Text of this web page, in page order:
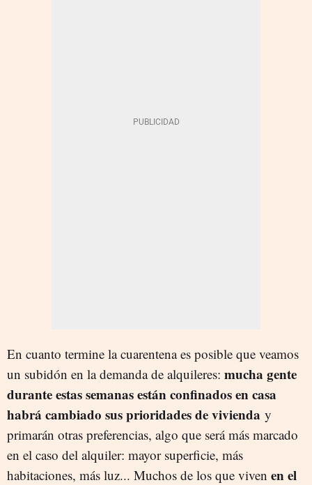
En cuanto termine la cuarentena es posible que veamos
un subidón en la demanda de alquileres: mucha gente
durante estas semanas están confinados en casa
habrá cambiado sus prioridades de vivienda y
primarán otras preferencias, algo que será más marcado
en el caso del alquiler: mayor superficie, más
habitaciones, más luz... Muchos de los que viven en el